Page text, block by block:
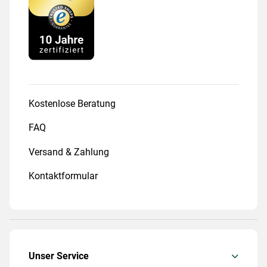
Kostenlose Beratung
FAQ
Versand & Zahlung
Kontaktformular
Unser Service